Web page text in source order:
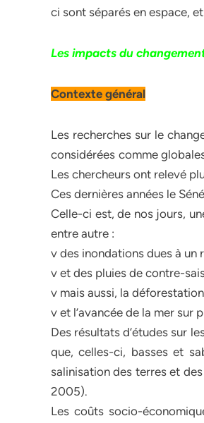
ci sont séparés en espace,
Les impacts du
Contexte général
Les recherches sur le
considérées comme
Les chercheurs ont relevé
Ces dernières années le
Celle-ci est, de nos jours,
entre autre :
v des inondations dues à un
v et des pluies de contre-
v mais aussi, la
v et l’avancée de la mer sur
Des résultats d’études sur
que, celles-ci, basses et
salinisation des terres et
2005).
Les coûts socio-